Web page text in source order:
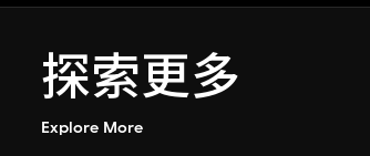
探索更多
Explore More